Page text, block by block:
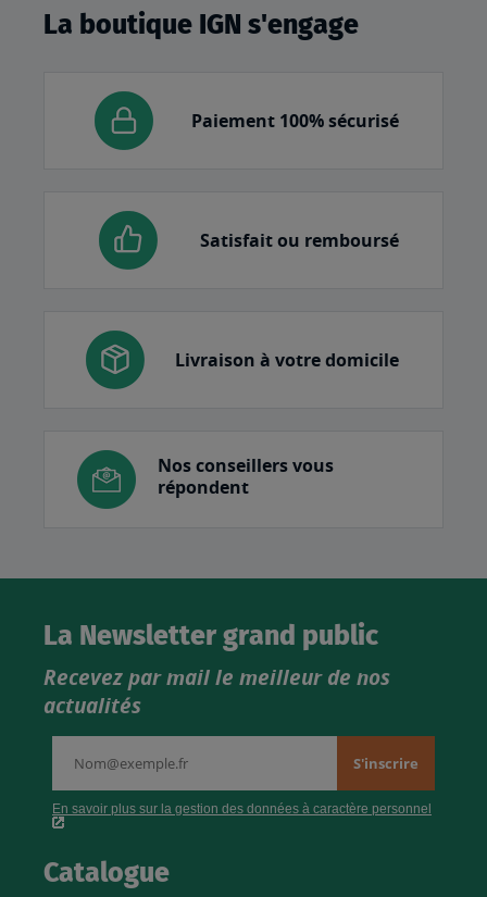
La boutique IGN s'engage
Paiement 100% sécurisé
Satisfait ou remboursé
Livraison à votre domicile
Nos conseillers vous
répondent
La Newsletter grand public
Recevez par mail le meilleur de nos
actualités
Catalogue